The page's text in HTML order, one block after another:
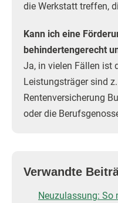
die Werkstatt treffen,
Kann ich eine
behindertengerecht
Ja, in vielen Fällen ist
Leistungsträger sind
Rentenversicherung
oder die
Verwandte
Neuzulassung: So